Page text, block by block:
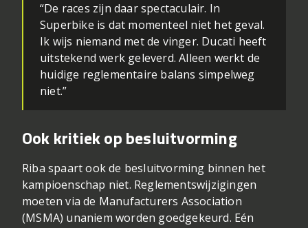
“De races zijn daar spectaculair. In
Superbike is dat momenteel niet het geval.
Ik wijs niemand met de vinger. Ducati heeft
uitstekend werk geleverd. Alleen werkt de
huidige reglementaire balans simpelweg
niet.”
Ook kritiek op besluitvorming
Riba spaart ook de besluitvorming binnen het
kampioenschap niet. Reglementswijzigingen
moeten via de Manufacturers Association
(MSMA) unaniem worden goedgekeurd. Eén